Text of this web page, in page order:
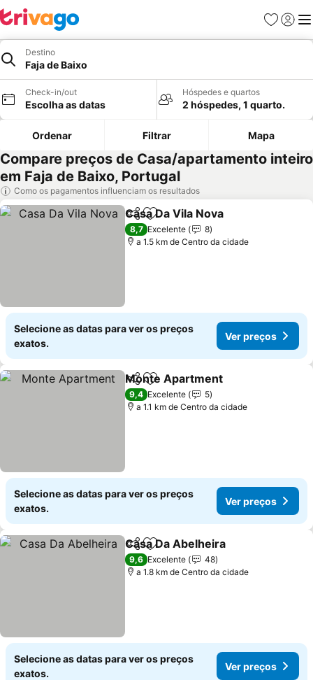
Favoritos
Iniciar
Destino
Faja de Baixo
Check-in/out
Escolha as datas
Hóspedes e quartos
2 hóspedes, 1 quarto.
Ordenar Filtrar Mapa
Compare preços de Casa/apartamento inteiro
em Faja de Baixo, Portugal
Como os pagamentos influenciam os resultados
PartilharAdicionar aos favoritos
Casa Da Vila Nova
8,7 Excelente
8
a 1.5 km de Centro da cidade
Selecione as datas para ver os preços
exatos.
Ver preços
PartilharAdicionar aos favoritos
Monte Apartment
9,4 Excelente
5
a 1.1 km de Centro da cidade
Selecione as datas para ver os preços
exatos.
Ver preços
PartilharAdicionar aos favoritos
Casa Da Abelheira
9,6 Excelente
48
a 1.8 km de Centro da cidade
Selecione as datas para ver os preços
exatos.
Ver preços